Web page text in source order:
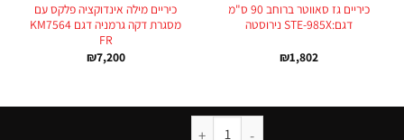
כיריים גז סאווטר ברוחב 90 ס"מ
דגם:STE-985X נירוסטה
₪1,802
כיריים מילה אינדוקציה פלקס עם
מסגרת דקה גרמניה דגם KM7564
FR
₪7,200